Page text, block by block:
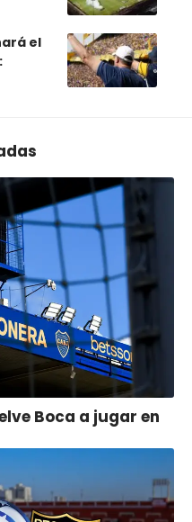
el
Boca a jugar en